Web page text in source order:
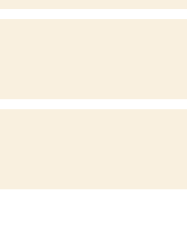
der
aller Art, u.a.
Anlage